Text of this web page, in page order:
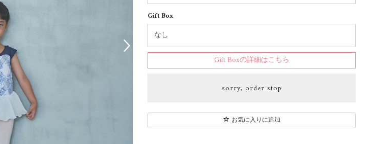
Gift Box
Gift Boxの詳細はこちら
sorry, order stop
お気に入りに追加